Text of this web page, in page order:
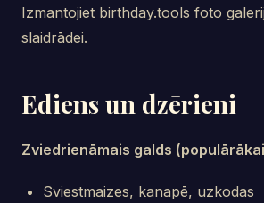
Izmantojiet birthday.tools foto
slaidrādei.
Ēdiens un dzērieni
Zviedrienāmais galds
Sviestmaizes, kanapē, uzkodas